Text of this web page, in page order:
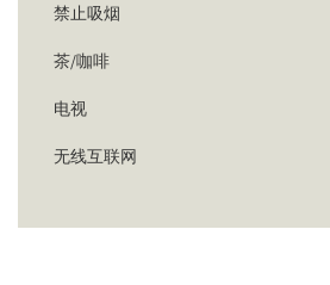
禁止吸烟
茶/咖啡
电视
无线互联网